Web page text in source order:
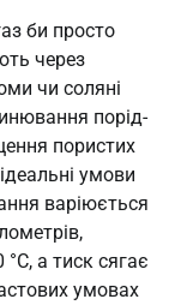
би просто
через
чи соляні
порід-
пористих
умови
варіюється
а тиск сягає
умовах